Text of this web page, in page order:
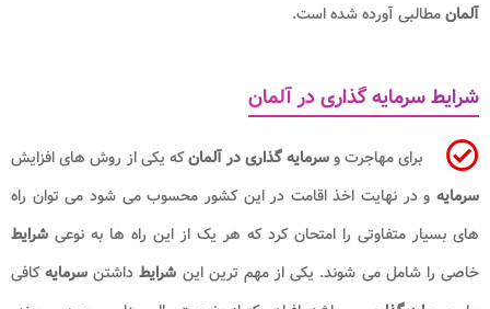
آلمانمطالبی آورده شده است.
شرایط سرمایه گذاری در آلمان
برای مهاجرت وسرمایه گذاری در آلمانکه یکی از روش های افزایش
سرمایه و در نهایت اخذ اقامت در این کشور محسوب می شود می توان راه
های بسیار متفاوتی را امتحان کرد که هر یک از این راه ها به نوعی شرایط
خاصی را شامل می شوند. یکی از مهم ترین این شرایط داشتنسرمایهکافی